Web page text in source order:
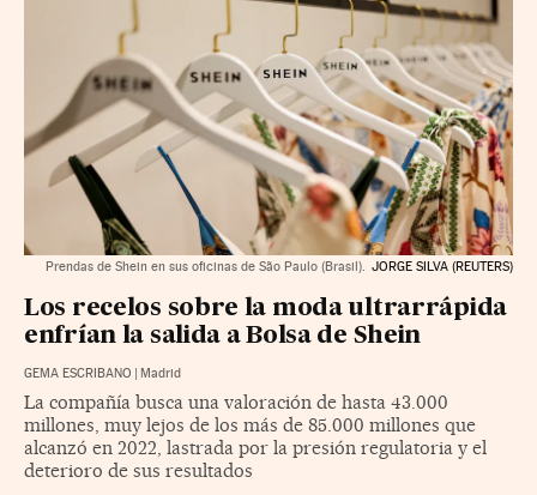
Prendas de Shein en sus oficinas de São Paulo (Brasil). JORGE SILVA (REUTERS)
Los recelos sobre la moda ultrarrápida
enfrían la salida a Bolsa de Shein
GEMA ESCRIBANO | Madrid
La compañía busca una valoración de hasta 43.000
millones, muy lejos de los más de 85.000 millones que
alcanzó en 2022, lastrada por la presión regulatoria y el
deterioro de sus resultados